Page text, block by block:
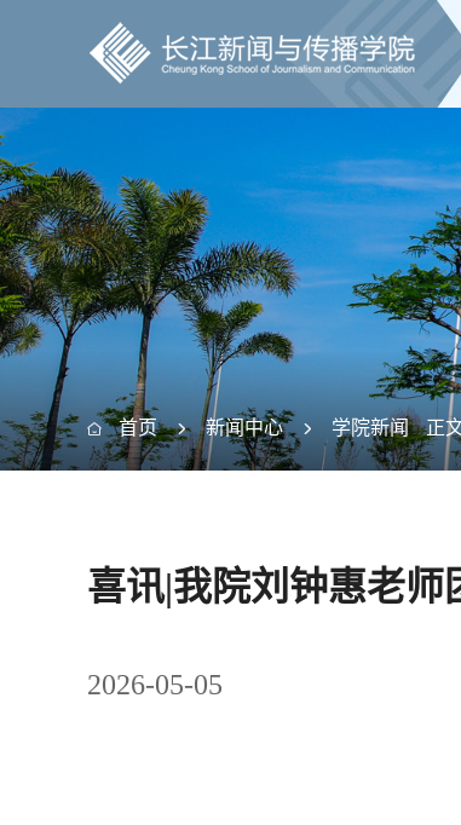
 首页  新闻中心  学院新闻 正
喜讯|我院刘钟惠老
2026-05-05